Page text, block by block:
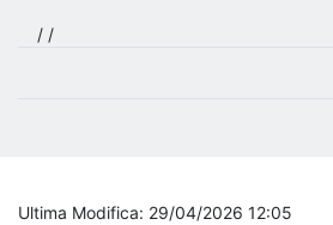
/ /
Ultima Modifica: 29/04/2026 12:05